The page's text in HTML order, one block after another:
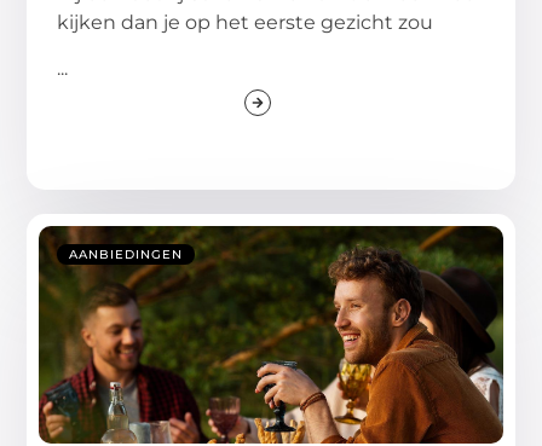
kijken dan je op het eerste gezicht zou
...
AANBIEDINGEN